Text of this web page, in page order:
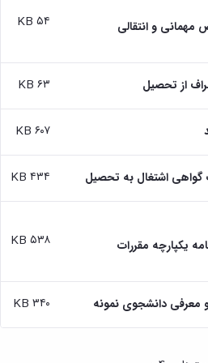
و انتقالی
۵۴ KB
از تحصیل ۶۳ KB
۶۰۷ KB
گواهی اشتغال به تحصیل ۴۳۴ KB
یکپارچه مقررات
۵۳۸ KB
معرفی دانشجوی نمونه ۳۴۰ KB